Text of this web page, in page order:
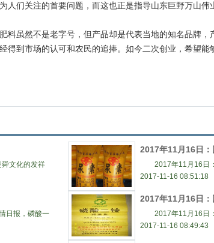
人们关注的首要问题，而这也正是指导山东巨野万山伟
虽然不是老字号，但产品却是代表当地的知名品牌，
得到市场的认可和农民的追捧。如今二次创业，希望能
文化的发祥
2017年11月16日
2017年11月16日：
2017-11-16 08:51:18
日报，磷酸一
2017年11月16日
2017年11月16日：
2017-11-16 08:49:43